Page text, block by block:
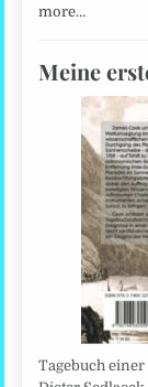
more…
Meine
Tagebuch